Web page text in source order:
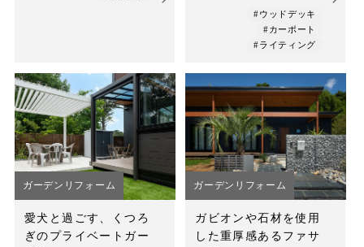
#ウッドデッキ
#カーポート
#ライティング
ガーデンリフォーム
愛犬と過ごす、くつろ
ぎのプライベートガー
ガーデンリフォーム
ガビオンや石材を使用
した重厚感あるファサ